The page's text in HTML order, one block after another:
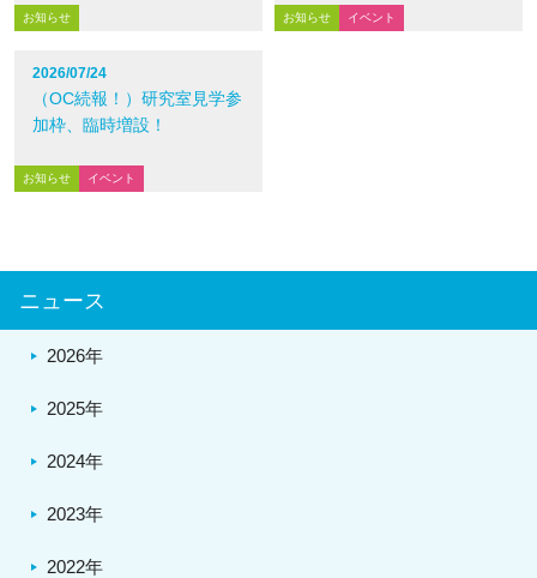
お知らせ お知らせ イベント
2026/07/24
（OC続報！）研究室見学参
加枠、臨時増設！
お知らせ イベント
ニュース
2026年
2025年
2024年
2023年
2022年